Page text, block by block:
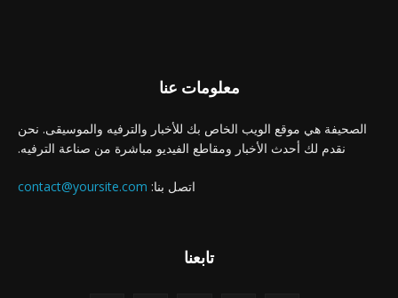
معلومات عنا
الصحيفة هي موقع الويب الخاص بك للأخبار والترفيه والموسيقى. نحن
نقدم لك أحدث الأخبار ومقاطع الفيديو مباشرة من صناعة الترفيه.
اتصل بنا: contact@yoursite.com
تابعنا